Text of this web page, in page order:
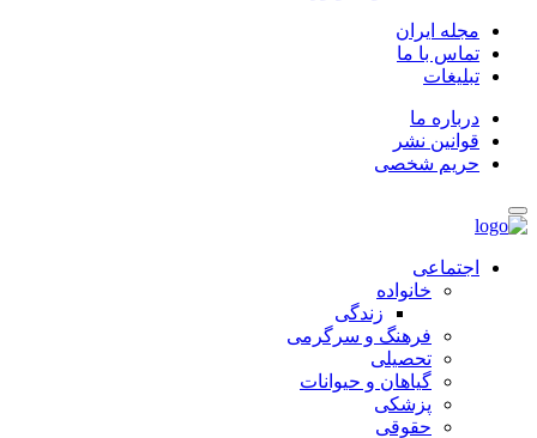
مجله ایران
تماس با ما
تبلیغات
درباره ما
قوانین نشر
حریم شخصی
اجتماعی
خانواده
زندگی
فرهنگ و سرگرمی
تحصیلی
گیاهان و حیوانات
پزشکی
حقوقی